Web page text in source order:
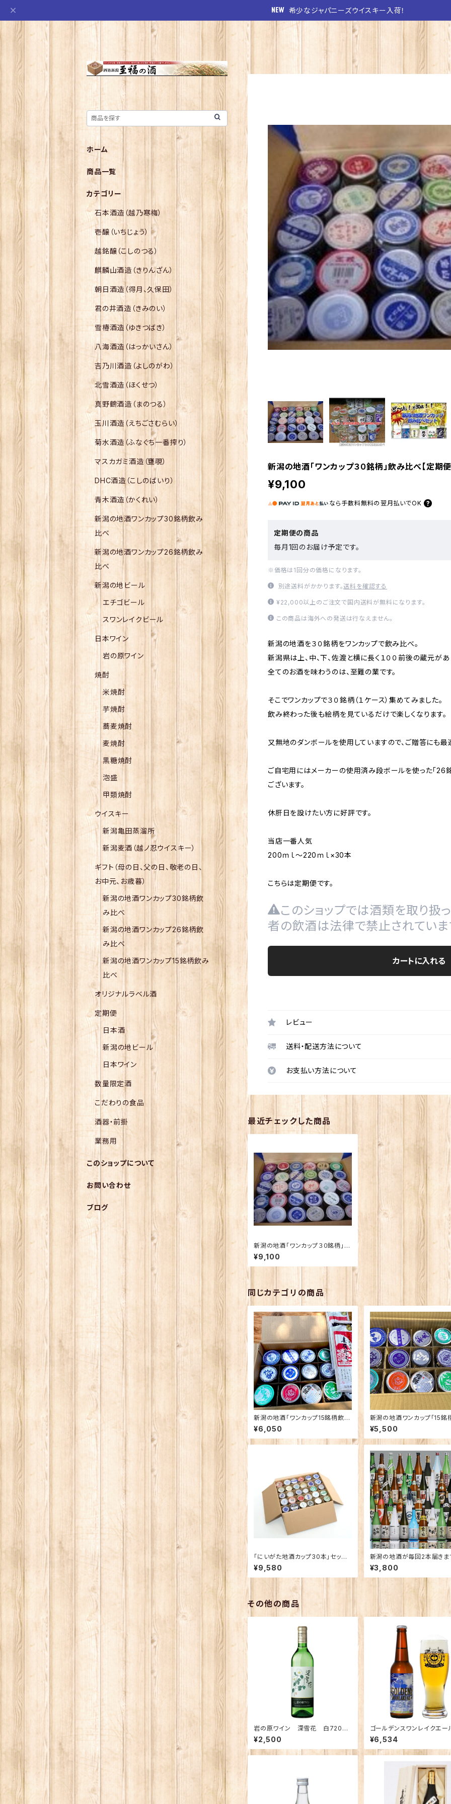
希少なジャパニーズウイスキー入荷！
新潟の地酒「ワンカップ３０銘柄」飲み比べ【定期便
¥9,100
なら 手数料無料の 翌月払いでOK
定期便の商品
毎月1回のお届け予定です。
※価格は1回分の価格になります。
別途送料がかかります。送料を確認する
¥22,000以上のご注文で国内送料が無料になります。
この商品は海外への発送は行なえません。
新潟の地酒を３０銘柄をワンカップで飲み比べ。
新潟県は上、中、下、佐渡と横に長く１００前後の蔵元があ
全てのお酒を味わうのは、至難の業です。
そこでワンカップで３０銘柄（１ケース）集めてみました。
飲み終わった後も絵柄を見ているだけで楽しくなります。
又無地のダンボールを使用していますので、ご贈答にも最
ご自宅用にはメーカーの使用済み段ボールを使った「26
ございます。
休肝日を設けたい方に好評です。
当店一番人気
200ｍｌ～220ｍｌ×30本
こちらは定期便です。
このショップでは酒類を取り扱
者の飲酒は法律で禁止されていま
カートに入れる
レビュー
送料・配送方法について
お支払い方法について
最近チェックした商品
新潟の地酒「ワンカップ３０銘柄」飲
み比べ【定期便】
¥9,100
同じカテゴリの商品
新潟の地酒「ワンカップ15銘柄飲み
比べ」+「乾麺グランプリ妻有蕎麦」
¥6,050
新潟の地酒ワンカップ「15銘
み比べ
¥5,500
「にいがた地酒カップ30本」セット
【期間限定発売】【酒の陣仕様】
¥9,580
新潟の地酒が毎回2本届きま
【定期便】
¥3,800
その他の商品
岩の原ワイン 深雪花 白720ｍ
ｌ
¥2,500
ゴールデンスワンレイクエー
本
¥6,534
ホーム
商品一覧
カテゴリー
石本酒造（越乃寒梅）
壱醸（いちじょう）
越銘醸（こしのつる）
麒麟山酒造（きりんざん）
朝日酒造（得月、久保田）
君の井酒造（きみのい）
雪椿酒造（ゆきつばき）
八海酒造（はっかいさん）
吉乃川酒造（よしのがわ）
北雪酒造（ほくせつ）
真野鶴酒造（まのつる）
玉川酒造（えちごさむらい）
菊水酒造（ふなぐち一番搾り）
マスカガミ酒造（甕覗）
DHC酒造（こしのばいり）
青木酒造（かくれい）
新潟の地酒ワンカップ30銘柄飲み
比べ
新潟の地酒ワンカップ26銘柄飲み
比べ
新潟の地ビール
エチゴビール
スワンレイクビール
日本ワイン
岩の原ワイン
焼酎
米焼酎
芋焼酎
蕎麦焼酎
麦焼酎
黒糖焼酎
泡盛
甲類焼酎
ウイスキー
新潟亀田蒸溜所
新潟麦酒（越ノ忍ウイスキー）
ギフト（母の日、父の日、敬老の日、
お中元、お歳暮）
新潟の地酒ワンカップ30銘柄飲
み比べ
新潟の地酒ワンカップ26銘柄飲
み比べ
新潟の地酒ワンカップ15銘柄飲み
比べ
オリジナルラベル酒
定期便
日本酒
新潟の地ビール
日本ワイン
数量限定酒
こだわりの食品
酒器・前掛
業務用
このショップについて
お問い合わせ
ブログ